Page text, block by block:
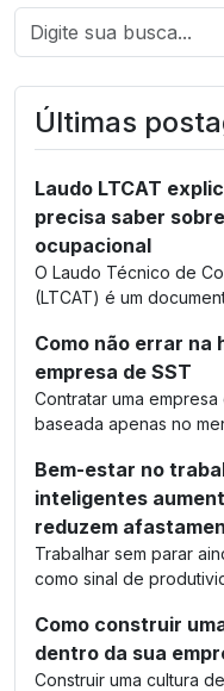
Últimas
Laudo LTCAT
precisa saber
ocupacional
O Laudo Técnico de
(LTCAT) é um
Como não errar na
empresa de SST
Contratar uma
baseada apenas no
Bem-estar no
inteligentes
reduzem
Trabalhar sem parar
como sinal de
Como construir
dentro da sua
Construir uma cultura